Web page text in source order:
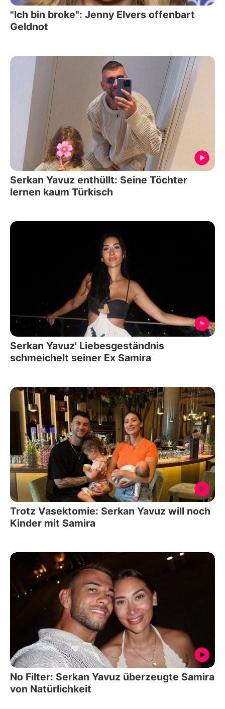
"Ich bin broke": Jenny Elvers offenbart
Geldnot
Serkan Yavuz enthüllt: Seine Töchter
lernen kaum Türkisch
Serkan Yavuz' Liebesgeständnis
schmeichelt seiner Ex Samira
Trotz Vasektomie: Serkan Yavuz will noch
Kinder mit Samira
No Filter: Serkan Yavuz überzeugte Samira
von Natürlichkeit